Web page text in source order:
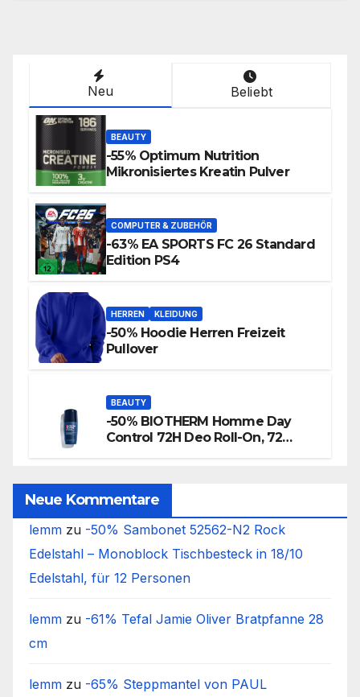
Neu Beliebt
BEAUTY
-55% Optimum Nutrition
Mikronisiertes Kreatin Pulver
COMPUTER & ZUBEHÖR
-63% EA SPORTS FC 26 Standard
Edition PS4
HERREN KLEIDUNG
-50% Hoodie Herren Freizeit
Pullover
BEAUTY
-50% BIOTHERM Homme Day
Control 72H Deo Roll-On, 72
Neue Kommentare
lemm zu -50% Sambonet 52562-N2 Rock
Edelstahl – Monoblock Tischbesteck in 18/10
Edelstahl, für 12 Personen
lemm zu -61% Tefal Jamie Oliver Bratpfanne 28
cm
lemm zu -65% Steppmantel von PAUL